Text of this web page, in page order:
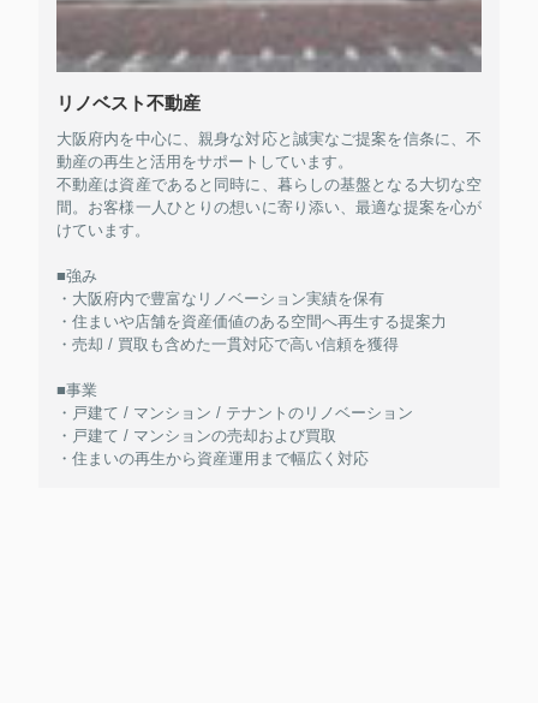
リノベスト不動産
大阪府内を中心に、親身な対応と誠実なご提案を信条に、不
動産の再生と活用をサポートしています。
不動産は資産であると同時に、暮らしの基盤となる大切な空
間。お客様一人ひとりの想いに寄り添い、最適な提案を心が
けています。
■強み
・大阪府内で豊富なリノベーション実績を保有
・住まいや店舗を資産価値のある空間へ再生する提案力
・売却 / 買取も含めた一貫対応で高い信頼を獲得
■事業
・戸建て / マンション / テナントのリノベーション
・戸建て / マンションの売却および買取
・住まいの再生から資産運用まで幅広く対応